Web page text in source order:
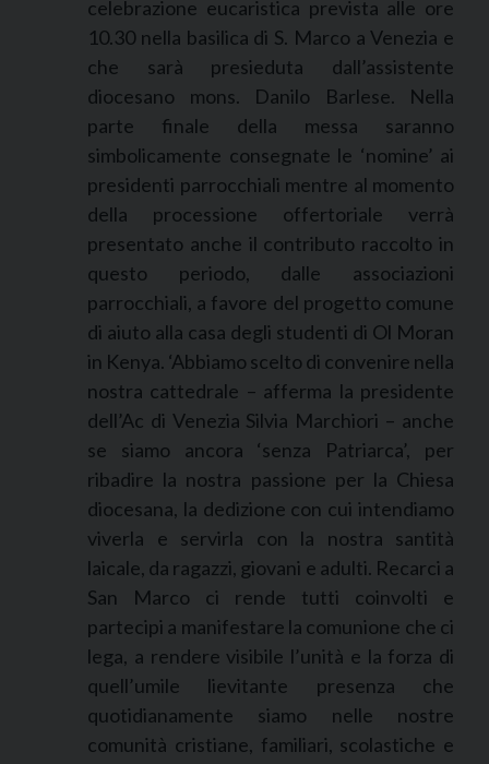
celebrazione eucaristica prevista alle ore
10.30 nella basilica di S. Marco a Venezia e
che sarà presieduta dall’assistente
diocesano mons. Danilo Barlese. Nella
parte finale della messa saranno
simbolicamente consegnate le ‘nomine’ ai
presidenti parrocchiali mentre al momento
della processione offertoriale verrà
presentato anche il contributo raccolto in
questo periodo, dalle associazioni
parrocchiali, a favore del progetto comune
di aiuto alla casa degli studenti di Ol Moran
in Kenya. ‘Abbiamo scelto di convenire nella
nostra cattedrale – afferma la presidente
dell’Ac di Venezia Silvia Marchiori – anche
se siamo ancora ‘senza Patriarca’, per
ribadire la nostra passione per la Chiesa
diocesana, la dedizione con cui intendiamo
viverla e servirla con la nostra santità
laicale, da ragazzi, giovani e adulti. Recarci a
San Marco ci rende tutti coinvolti e
partecipi a manifestare la comunione che ci
lega, a rendere visibile l’unità e la forza di
quell’umile lievitante presenza che
quotidianamente siamo nelle nostre
comunità cristiane, familiari, scolastiche e